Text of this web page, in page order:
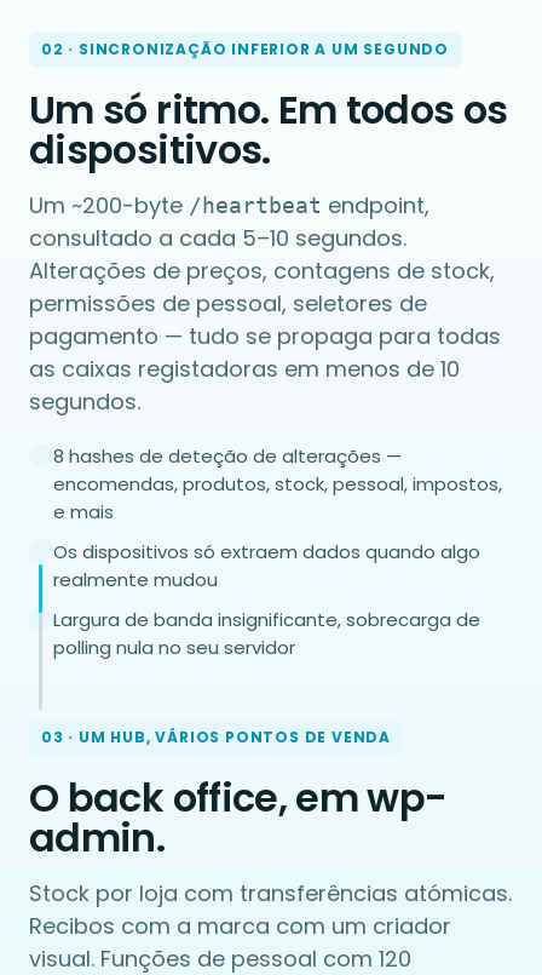
02 · SINCRONIZAÇÃO INFERIOR A UM SEGUNDO
Um só ritmo. Em todos os
dispositivos.
Um ~200-byte /heartbeat endpoint,
consultado a cada 5–10 segundos.
Alterações de preços, contagens de stock,
permissões de pessoal, seletores de
pagamento — tudo se propaga para todas
as caixas registadoras em menos de 10
segundos.
8 hashes de deteção de alterações —
encomendas, produtos, stock, pessoal, impostos,
e mais
Os dispositivos só extraem dados quando algo
realmente mudou
Largura de banda insignificante, sobrecarga de
polling nula no seu servidor
03 · UM HUB, VÁRIOS PONTOS DE VENDA
O back office, em wp-
admin.
Stock por loja com transferências atómicas.
Recibos com a marca com um criador
visual. Funções de pessoal com 120